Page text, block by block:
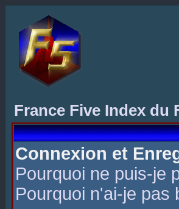
France Five Index du
Connexion et
Pourquoi ne puis-je
Pourquoi n'ai-je pas